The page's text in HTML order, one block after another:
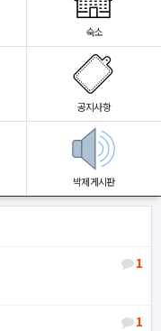
숙소
공지사항
박제게시판
1
1